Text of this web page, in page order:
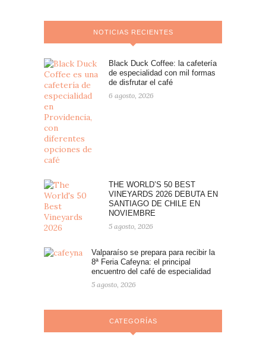
NOTICIAS RECIENTES
Black Duck Coffee: la cafetería
de especialidad con mil formas
de disfrutar el café
6 agosto, 2026
THE WORLD’S 50 BEST
VINEYARDS 2026 DEBUTA EN
SANTIAGO DE CHILE EN
NOVIEMBRE
5 agosto, 2026
Valparaíso se prepara para recibir la
8ª Feria Cafeyna: el principal
encuentro del café de especialidad
5 agosto, 2026
CATEGORÍAS